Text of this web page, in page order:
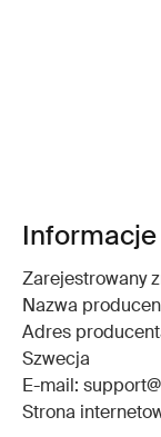
Zarejestrowany
Nazwa
Adres
Szwecja
E-mail:
Strona